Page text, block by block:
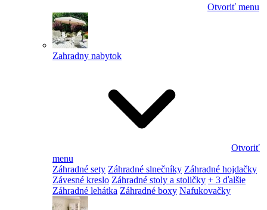
Otvoriť menu
Zahradny nabytok
Otvoriť
menu
Záhradné sety Záhradné slnečníky Záhradné hojdačky
Závesné kreslo Záhradné stoly a stoličky + 3 ďalšie
Záhradné lehátka Záhradné boxy Nafukovačky